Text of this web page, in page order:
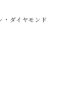
ダイヤモンド